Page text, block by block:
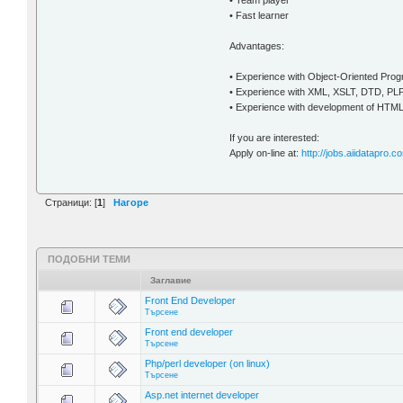
• Fast learner
Advantages:
• Experience with Object-Oriented
• Experience with XML, XSLT, DTD,
• Experience with development of
If you are interested:
Apply on-line at: http://
Страници: [1] Нагоре
ПОДОБНИ ТЕМИ
Заглавие
Front End Developer
Търсене
Front end developer
Търсене
Php/perl developer (on linux)
Търсене
Asp.net internet developer